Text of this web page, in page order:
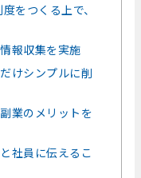
をつくる上で、
報収集を実施
けシンプルに削
業のメリットを
社員に伝えるこ